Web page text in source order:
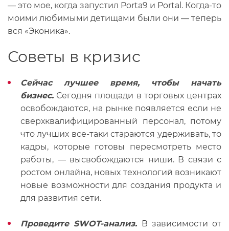
— это мое, когда запустил Porta9 и Portal. Когда-то
моими любимыми детищами были они — теперь
вся «Эконика».
Советы в кризис
Сейчас лучшее время, чтобы начать
бизнес. Сегодня площади в торговых центрах
освобождаются, на рынке появляется если не
сверхквалифицированный персонал, потому
что лучших все-таки стараются удерживать, то
кадры, которые готовы пересмотреть место
работы, — высвобождаются ниши. В связи с
ростом онлайна, новых технологий возникают
новые возможности для создания продукта и
для развития сети.
Проведите SWOT-анализ. В зависимости от